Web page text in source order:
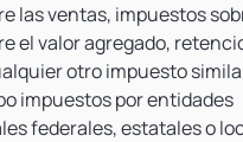
las ventas, impuestos
el valor agregado,
otro impuesto
impuestos por entidades
federales, estatales o